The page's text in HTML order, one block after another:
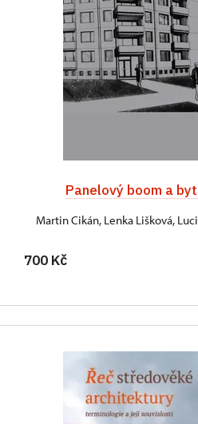
Panelový boom a
Martin Cikán, Lenka Lišková,
700 Kč